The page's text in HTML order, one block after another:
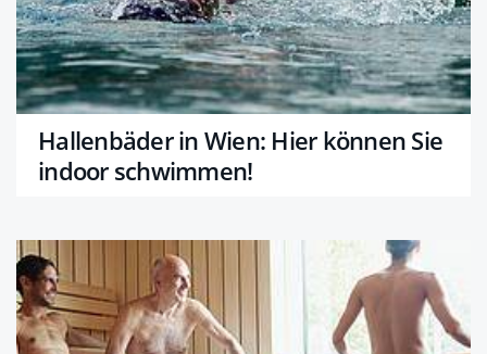
Hallenbäder in Wien: Hier können Sie
indoor schwimmen!